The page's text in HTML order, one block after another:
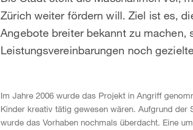
Zürich weiter fördern will. Ziel ist es,
Angebote breiter bekannt zu machen,
Leistungsvereinbarungen noch
Im Jahre 2006 wurde das Projekt in Angriff
Kinder kreativ tätig gewesen wären. Aufgrund der
wurde das Vorhaben nochmals überdacht. Eine